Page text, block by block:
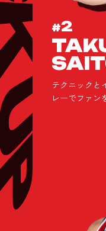
#2
テクニックと
レーでファン